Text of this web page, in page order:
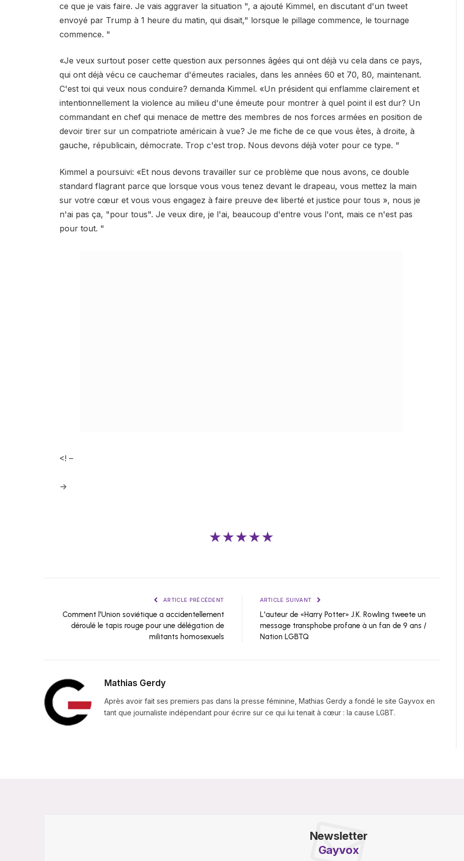
ce que je vais faire. Je vais aggraver la situation ", a ajouté Kimmel, en discutant d'un tweet
envoyé par Trump à 1 heure du matin, qui disait," lorsque le pillage commence, le tournage
commence. "
«Je veux surtout poser cette question aux personnes âgées qui ont déjà vu cela dans ce pays,
qui ont déjà vécu ce cauchemar d'émeutes raciales, dans les années 60 et 70, 80, maintenant.
C'est toi qui veux nous conduire? demanda Kimmel. «Un président qui enflamme clairement et
intentionnellement la violence au milieu d'une émeute pour montrer à quel point il est dur? Un
commandant en chef qui menace de mettre des membres de nos forces armées en position de
devoir tirer sur un compatriote américain à vue? Je me fiche de ce que vous êtes, à droite, à
gauche, républicain, démocrate. Trop c'est trop. Nous devons déjà voter pour ce type. "
Kimmel a poursuivi: «Et nous devons travailler sur ce problème que nous avons, ce double
standard flagrant parce que lorsque vous vous tenez devant le drapeau, vous mettez la main
sur votre cœur et vous vous engagez à faire preuve de« liberté et justice pour tous », nous je
n'ai pas ça, "pour tous". Je veux dire, je l'ai, beaucoup d'entre vous l'ont, mais ce n'est pas
pour tout. "
<! –
->
★★★★★
ARTICLE PRÉCÉDENT
Comment l'Union soviétique a accidentellement
déroulé le tapis rouge pour une délégation de
militants homosexuels
ARTICLE SUIVANT
L'auteur de «Harry Potter» J.K. Rowling tweete un
message transphobe profane à un fan de 9 ans /
Nation LGBTQ
Mathias Gerdy
Après avoir fait ses premiers pas dans la presse féminine, Mathias Gerdy a fondé le site Gayvox en
tant que journaliste indépendant pour écrire sur ce qui lui tenait à cœur : la cause LGBT.
Newsletter
Gayvox